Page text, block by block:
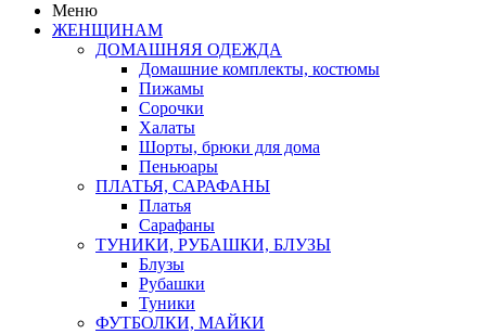
Меню
ЖЕНЩИНАМ
ДОМАШНЯЯ ОДЕЖДА
Домашние комплекты, костюмы
Пижамы
Сорочки
Халаты
Шорты, брюки для дома
Пеньюары
ПЛАТЬЯ, САРАФАНЫ
Платья
Сарафаны
ТУНИКИ, РУБАШКИ, БЛУЗЫ
Блузы
Рубашки
Туники
ФУТБОЛКИ, МАЙКИ